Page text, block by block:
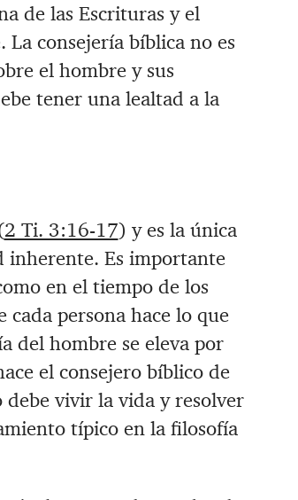
de las Escrituras y el
consejería bíblica no es
el hombre y sus
tener una lealtad a la
2 Ti. 3:16-17) y es la única
inherente. Es importante
en el tiempo de los
persona hace lo que
del hombre se eleva por
el consejero bíblico de
vivir la vida y resolver
típico en la filosofía